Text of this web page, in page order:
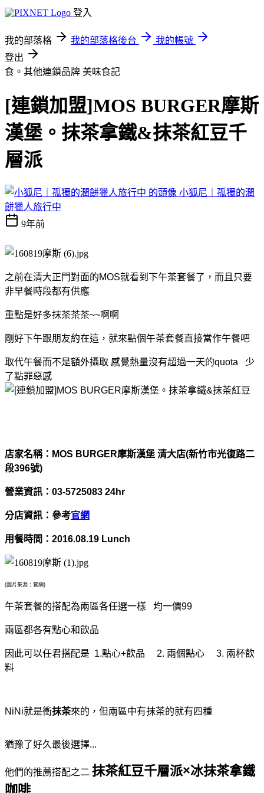
登入
我的部落格 我的部落格後台
我的帳號
登出
食。其他連鎖品牌 美味食記
[連鎖加盟]MOS BURGER摩斯
漢堡。抹茶拿鐵&抹茶紅豆千
層派
小狐尼｜孤獨的潤
餅獵人旅行中
9年前
之前在清大正門對面的MOS就看到下午茶套餐了，而且只要
非早餐時段都有供應
重點是好多抹茶茶茶~~啊啊
剛好下午跟朋友約在這， 就來點個午茶套餐直接當作午餐吧
取代午餐而不是額外攝取 感覺熱量沒有超過一天的quota 少
了點罪惡感
店家名稱：MOS BURGER摩斯漢堡 清大店(新竹市光復路二
段396號)
營業資訊：03-5725083 24hr
分店資訊：參考官網
用餐時間：2016.08.19 Lunch
(圖片來源：官網)
午茶套餐的搭配為兩區各任選一樣 均一價99
兩區都各有點心和飲品
因此可以任君搭配是 1.點心+飲品 2. 兩個點心 3. 兩杯飲
料
NiNi就是衝抹茶來的，但兩區中有抹茶的就有四種
猶豫了好久最後選擇...
他們的推薦搭配之二 抹茶紅豆千層派×冰抹茶拿鐵
咖啡